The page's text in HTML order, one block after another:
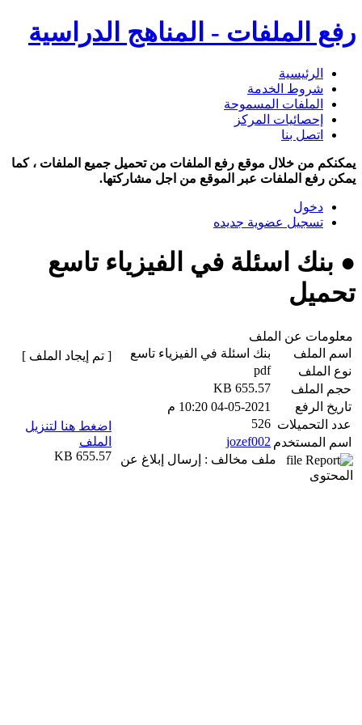
رفع الملفات - المناهج الدراسية
الرئيسية
شروط الخدمة
الملفات المسموحة
إحصائيات المركز
اتصل بنا
يمكنكم من خلال موقع رفع الملفات من تحميل جميع الملفات ، كما
يمكن رفع الملفات عبر الموقع من اجل مشاركتها.
دخول
تسجيل عضوية جديده
● بنك اسئلة في الفيزياء تاسع
تحميل
معلومات عن الملف
اسم الملف
بنك اسئلة في الفيزياء تاسع
نوع الملف
pdf
حجم الملف
655.57 KB
تاريخ الرفع
04-05-2021 10:20 م
عدد التحميلات 526
اسم المستخدم jozef002
ملف مخالف : إرسال إبلاغ عن
المحتوى
[ تم إيجاد الملف ]
اضغط هنا لتنزيل
الملف
655.57 KB